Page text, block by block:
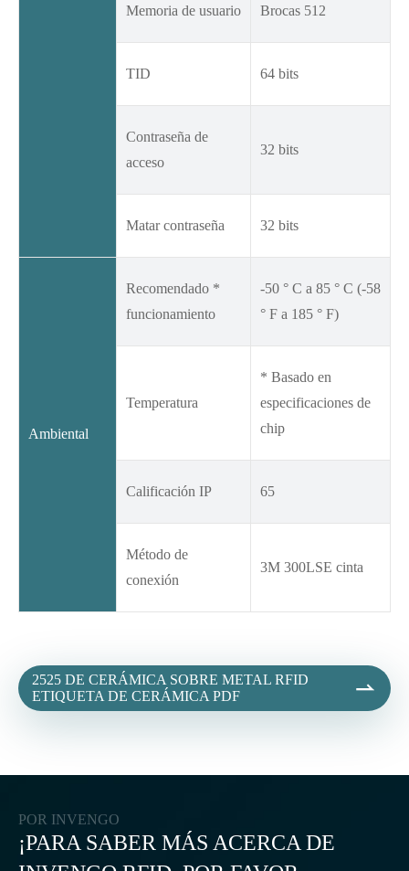
Memoria de usuario Brocas 512
TID 64 bits
Contraseña de
acceso
32 bits
Matar contraseña 32 bits
Ambiental
Recomendado *
funcionamiento
-50 ° C a 85 ° C (-58
° F a 185 ° F)
Temperatura
* Basado en
especificaciones de
chip
Calificación IP 65
Método de
conexión
3M 300LSE cinta
2525 DE CERÁMICA SOBRE METAL RFID
ETIQUETA DE CERÁMICA PDF

POR INVENGO
¡PARA SABER MÁS ACERCA DE